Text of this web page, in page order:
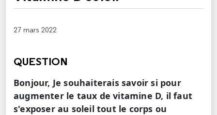
27 mars 2022
QUESTION
Bonjour, Je souhaiterais savoir si pour
augmenter le taux de vitamine D, il faut
s'exposer au soleil tout le corps ou